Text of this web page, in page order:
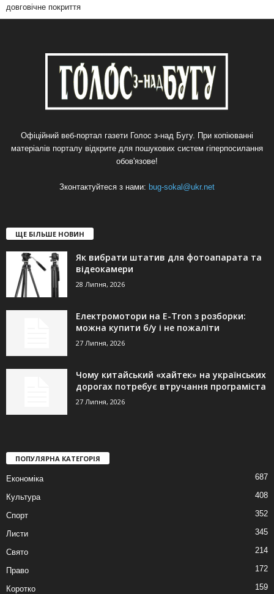
довговічне покриття
Офіційний веб-портал газети Голос з-над Бугу. При копіюванні
матеріалів порталу відкрите для пошукових систем гіперпосилання
обов'язове!
Зконтактуйтеся з нами: bug-sokal@ukr.net
ЩЕ БІЛЬШЕ НОВИН
Як вибрати штатив для фотоапарата та
відеокамери
28 Липня, 2026
Електромотори на E-Tron з розборки:
можна купити б/у і не пожаліти
27 Липня, 2026
Чому китайський «хайтек» на українських
дорогах потребує втручання програміста
27 Липня, 2026
ПОПУЛЯРНА КАТЕГОРІЯ
Економіка 687
Культура 408
Спорт 352
Листи 345
Свято 214
Право 172
Коротко 159